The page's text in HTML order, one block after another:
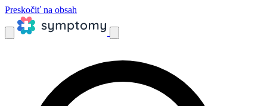
Preskočiť na obsah